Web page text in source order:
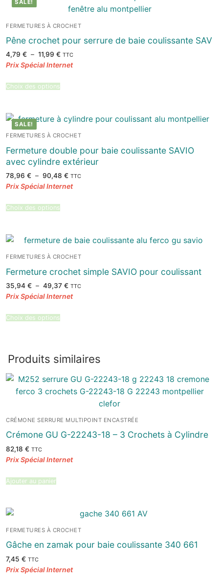
SALE!
FERMETURES À CROCHET
Pêne crochet pour serrure de baie coulissante SAV
4,79 € – 11,99 €Plage
prix :
TTC
Choix des options
SALE!
FERMETURES À CROCHET
Fermeture double pour baie coulissante SAVIO
avec cylindre extérieur
78,96 € – 90,48 €Plage
prix :
TTC
Choix des options
FERMETURES À CROCHET
Fermeture crochet simple SAVIO pour coulissant
35,94 € – 49,37 €Plage
prix :
TTC
Choix des options
Produits similaires
CRÉMONE SERRURE MULTIPOINT ENCASTRÉE
Crémone GU G-22243-18 – 3 Crochets à Cylindre
82,18 € TTC
Ajouter au panier
FERMETURES À CROCHET
Gâche en zamak pour baie coulissante 340 661
7,45 € TTC